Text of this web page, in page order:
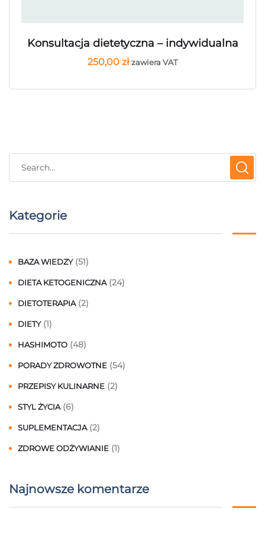
Konsultacja dietetyczna – indywidualna
250,00 zł zawiera VAT
Kategorie
BAZA WIEDZY (51)
DIETA KETOGENICZNA (24)
DIETOTERAPIA (2)
DIETY (1)
HASHIMOTO (48)
PORADY ZDROWOTNE (54)
PRZEPISY KULINARNE (2)
STYL ŻYCIA (6)
SUPLEMENTACJA (2)
ZDROWE ODŻYWIANIE (1)
Najnowsze komentarze